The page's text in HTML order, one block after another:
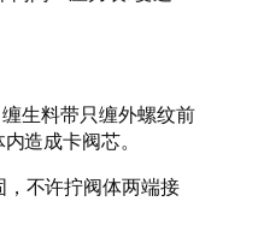
生料带只缠外螺纹前
造成卡阀芯。
不许拧阀体两端接